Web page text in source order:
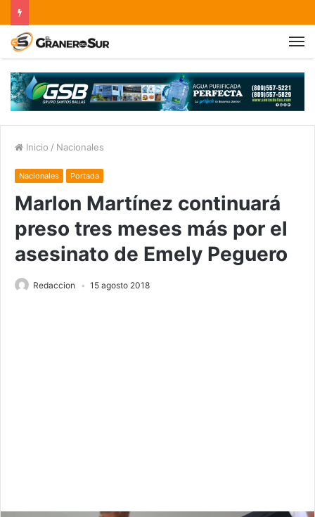
Inicio / Nacionales
Nacionales Portada
Marlon Martínez continuará
preso tres meses más por el
asesinato de Emely Peguero
Redaccion 15 agosto 2018